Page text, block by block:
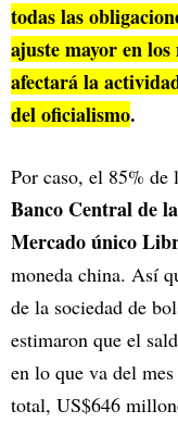
todas las
ajuste mayor en
afectará la
del oficialismo.
Por caso, el 85% de
Banco Central de
Mercado único
moneda china. Así
de la sociedad de
estimaron que el
en lo que va del
total, US$646